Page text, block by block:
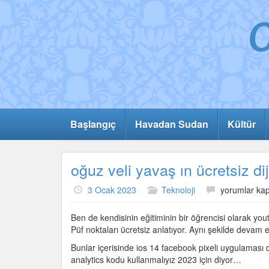
Başlangıç Havadan Sudan Kültür
oğuz veli yavaş ın ücretsiz
3 Ocak 2023 Teknoloji
oğuz
yavaş
ın
dijital
pazarlama
yorumlar
Ben de kendisinin eğitiminin bir öğrencisi olarak
Püf noktaları ücretsiz anlatıyor. Aynı şekilde
Bunlar içerisinde ios 14 facebook pixeli uygulaması
analytics kodu kullanmalıyız 2023 için diyor…